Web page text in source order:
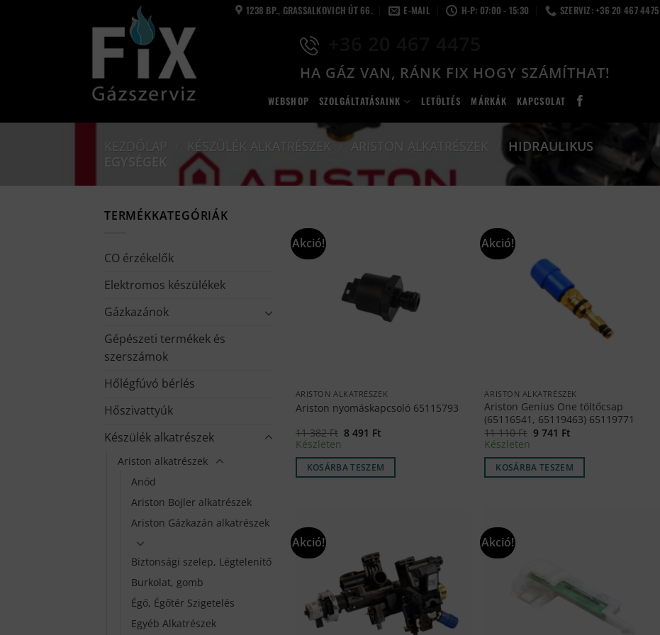
1238 BP., GRASSALKOVICH ÚT 66. E-MAIL H-P: 07:00 - 15:30 SZERVIZ: +36 20 467
HA GÁZ VAN, RÁNK FIX HOGY SZÁMÍTHAT!
WEBSHOP SZOLGÁLTATÁSAINK LETÖLTÉS MÁRKÁK KAPCSOLAT
KEZDŐLAP KÉSZÜLÉK ALKATRÉSZEK / ARISTON ALKATRÉSZEK
HIDRAULIKUS
EGYSÉGEK
TERMÉKKATEGÓRIÁK
CO érzékelők
Elektromos készülékek
Gázkazánok
Gépészeti termékek és
szerszámok
Hőlégfúvó bérlés
Hőszivattyúk
Készülék alkatrészek
Ariston alkatrészek
Anód
Ariston Bojler alkatrészek
Ariston Gázkazán alkatrészek
Biztonsági szelep, Légtelenítő
Burkolat, gomb
Égő, Égőtér Szigetelés
Egyéb Alkatrészek
Akció!
ARISTON ALKATRÉSZEK
Ariston nyomáskapcsoló 65115793
11 382Ft Original
11
382 Ft.
8 491 Ft
8
491 Ft.
Készleten
KOSÁRBA TESZEM
Akció!
ARISTON ALKATRÉSZEK
Ariston Genius One töltőcsap
(65116541, 65119463) 65119771
11 110Ft Original
11
110 Ft.
9 741 FtCurrent
9
741 Ft.
Készleten
KOSÁRBA TESZEM
Akció! Akció!